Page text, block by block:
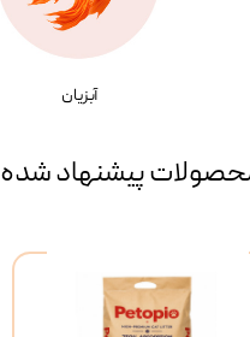
آبزیان
پیشنهاد شده